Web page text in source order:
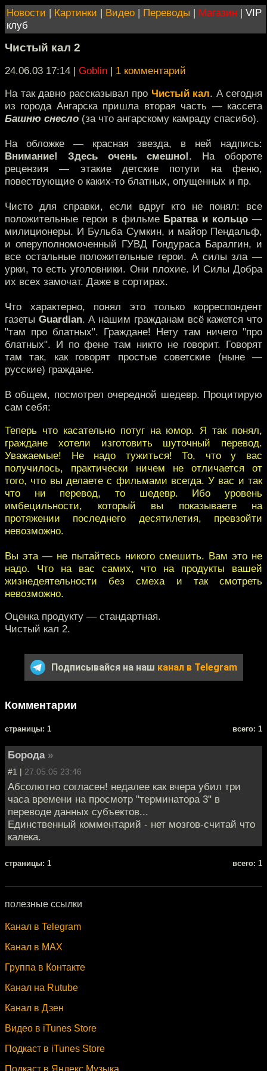
Новости | Картинки | Видео | Переводы | Магазин | VIP
клуб
Чистый кал 2
24.06.03 17:14 | Goblin | 1 комментарий
На так давно рассказывал про Чистый кал. А сегодня
из города Ангарска пришла вторая часть — кассета
Башню снесло (за что ангарскому камраду спасибо).
На обложке — красная звезда, в ней надпись:
Внимание! Здесь очень смешно!. На обороте
рецензия — этакие детские потуги на феню,
повествующие о каких-то блатных, опущенных и пр.
Чисто для справки, если вдруг кто не понял: все
положительные герои в фильме Братва и кольцо —
милиционеры. И Бульба Сумкин, и майор Пендальф,
и оперуполномоченный ГУВД Гондураса Баралгин, и
все остальные положительные герои. А силы зла —
урки, то есть уголовники. Они плохие. И Силы Добра
их всех замочат. Даже в сортирах.
Что характерно, понял это только корреспондент
газеты Guardian. А нашим гражданам всё кажется что
"там про блатных". Граждане! Нету там ничего "про
блатных". И по фене там никто не говорит. Говорят
там так, как говорят простые советские (ныне —
русские) граждане.
В общем, посмотрел очередной шедевр. Процитирую
сам себя:
Теперь что касательно потуг на юмор. Я так понял,
граждане хотели изготовить шуточный перевод.
Уважаемые! Не надо тужиться! То, что у вас
получилось, практически ничем не отличается от
того, что вы делаете с фильмами всегда. У вас и так
что ни перевод, то шедевр. Ибо уровень
имбецильности, который вы показываете на
протяжении последнего десятилетия, превзойти
невозможно.
Вы эта — не пытайтесь никого смешить. Вам это не
надо. Что на вас самих, что на продукты вашей
жизнедеятельности без смеха и так смотреть
невозможно.
Оценка продукту — стандартная.
Чистый кал 2.
Подписывайся на наш канал в Telegram
Комментарии
cтраницы: 1 всего: 1
Борода »
#1 | 27.05.05 23:46
Абсолютно согласен! недалее как вчера убил три
часа времени на просмотр "терминатора 3" в
переводе данных субъектов...
Единственный комментарий - нет мозгов-считай что
калека.
cтраницы: 1 всего: 1
полезные ссылки
Канал в Telegram
Канал в MAX
Группа в Контакте
Канал на Rutube
Канал в Дзен
Видео в iTunes Store
Подкаст в iTunes Store